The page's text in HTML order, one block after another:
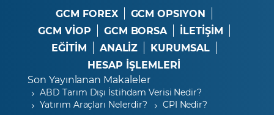
GCM FOREX
GCM OPSIYON
GCM VİOP
GCM BORSA
İLETİŞİM
EĞİTİM
ANALİZ
KURUMSAL
HESAP İŞLEMLERİ
Son Yayınlanan Makaleler
ABD Tarım Dışı İstihdam Verisi Nedir?
Yatırım Araçları Nelerdir?
CPI Nedir?